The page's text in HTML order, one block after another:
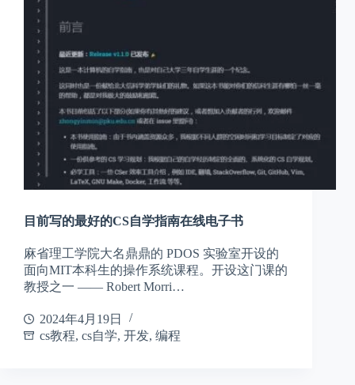
目前写的最好的CS自学指南在线电子书
麻省理工学院大名鼎鼎的 PDOS 实验室开设的
面向MIT本科生的操作系统课程。开设这门课的
教授之一 —— Robert Morri…
2024年4月19日
cs教程, cs自学, 开发, 编程